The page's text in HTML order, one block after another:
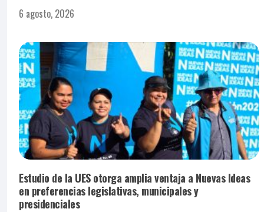
6 agosto, 2026
Estudio de la UES otorga amplia ventaja a Nuevas Ideas
en preferencias legislativas, municipales y
presidenciales